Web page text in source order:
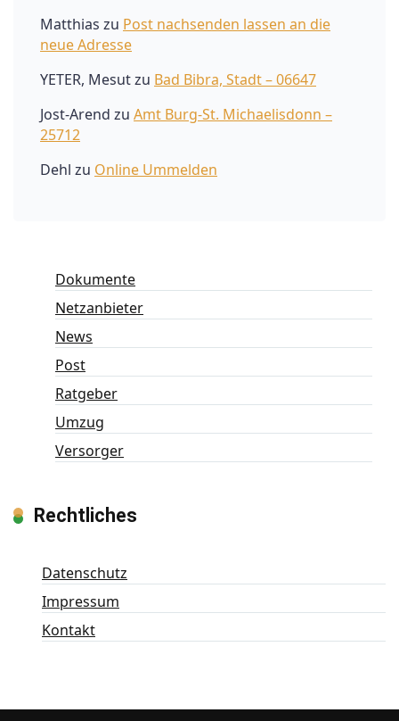
Matthias zu Post nachsenden lassen an die
neue Adresse
YETER, Mesutzu Bad Bibra, Stadt – 06647
Jost-Arend zu Amt Burg-St. Michaelisdonn –
25712
Dehl zu Online Ummelden
Dokumente
Netzanbieter
News
Post
Ratgeber
Umzug
Versorger
Rechtliches
Datenschutz
Impressum
Kontakt